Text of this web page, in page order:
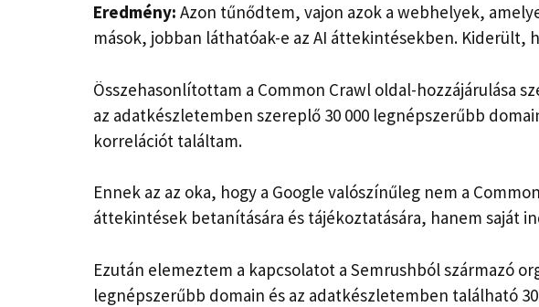
Eredmény: Azon tűnődtem, vajon azok a webhelyek,
mások, jobban láthatóak-e az AI áttekintésekben. Kiderült,
Összehasonlítottam a Common Crawl oldal-hozzájárulása
az adatkészletemben szereplő 30 000 legnépszerűbb
korrelációt találtam.
Ennek az az oka, hogy a Google valószínűleg nem a
áttekintések betanítására és tájékoztatására, hanem saját
Ezután elemeztem a kapcsolatot a Semrushból származó
legnépszerűbb domain és az adatkészletemben található